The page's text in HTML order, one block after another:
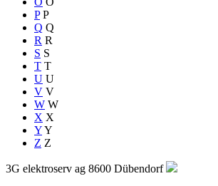
P P
Q Q
R R
S S
T T
U U
V V
W W
X X
YY
Z Z
3G elektroserv ag 8600 Dübendorf